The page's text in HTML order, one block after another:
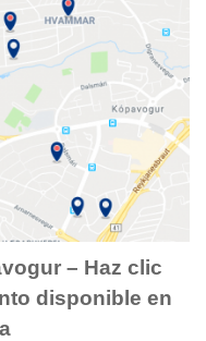
– Haz clic
disponible en